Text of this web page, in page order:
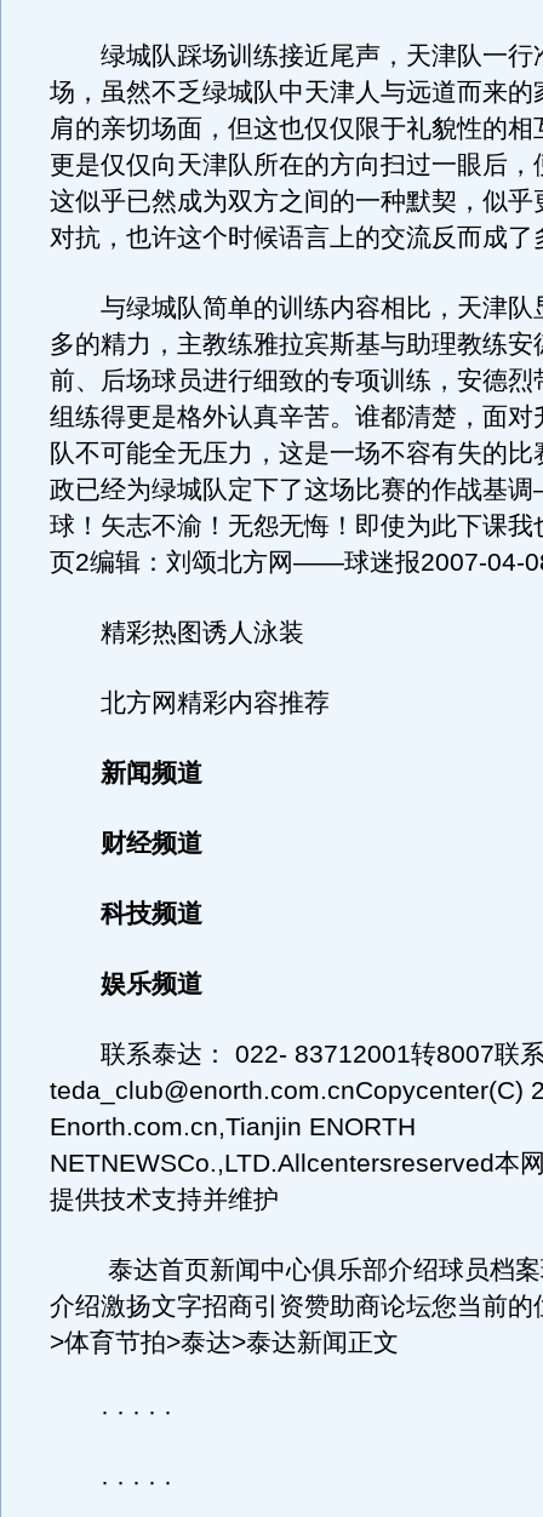
绿城队踩场训练接近尾声，天津队一行
场，虽然不乏绿城队中天津人与远道而来的
肩的亲切场面，但这也仅仅限于礼貌性的相
更是仅仅向天津队所在的方向扫过一眼后，
这似乎已然成为双方之间的一种默契，似乎
对抗，也许这个时候语言上的交流反而成了
与绿城队简单的训练内容相比，天津队
多的精力，主教练雅拉宾斯基与助理教练安
前、后场球员进行细致的专项训练，安德烈
组练得更是格外认真辛苦。谁都清楚，面对
队不可能全无压力，这是一场不容有失的比
政已经为绿城队定下了这场比赛的作战基
球！矢志不渝！无怨无悔！即使为此下课我
页2编辑：刘颂北方网——球迷报2007-04-
精彩热图诱人泳装
北方网精彩内容推荐
新闻频道
财经频道
科技频道
娱乐频道
联系泰达： 022- 83712001转8007联
teda_club@enorth.com.cnCopycenter(C)
Enorth.com.cn,Tianjin ENORTH
NETNEWSCo.,LTD.Allcentersreserved本
提供技术支持并维护
泰达首页新闻中心俱乐部介绍球员档
介绍激扬文字招商引资赞助商论坛您当前的
>体育节拍>泰达>泰达新闻正文
· · · · ·
· · · · ·